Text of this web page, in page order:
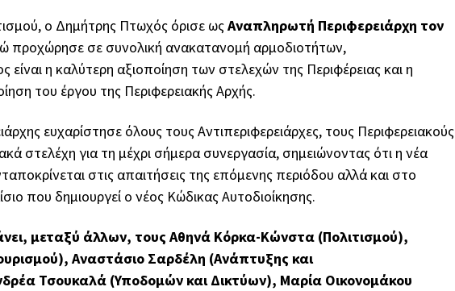
ο Δημήτρης Πτωχός όρισε ωςΑναπληρωτή Περιφερειάρχη τον
προχώρησε σε συνολική ανακατανομή αρμοδιοτήτων,
είναι η καλύτερη αξιοποίηση των στελεχών της Περιφέρειας και η
του έργου της Περιφερειακής Αρχής.
ευχαρίστησε όλους τους Αντιπεριφερειάρχες, τους Περιφερειακούς
στελέχη για τη μέχρι σήμερα συνεργασία, σημειώνοντας ότι η νέα
στις απαιτήσεις της επόμενης περιόδου αλλά και στο
που δημιουργεί ο νέος Κώδικας Αυτοδιοίκησης.
μεταξύ άλλων, τους Αθηνά Κόρκα-Κώνστα (Πολιτισμού),
Αναστάσιο Σαρδέλη (Ανάπτυξης και
Τσουκαλά (Υποδομών και Δικτύων), Μαρία Οικονομάκου